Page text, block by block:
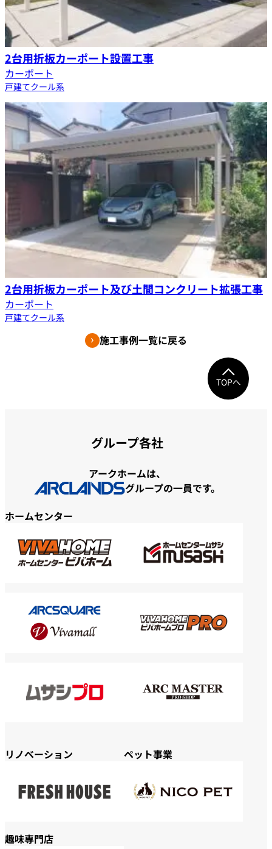
2台用折板カーポート設置工事
カーポート
戸建てクール系
2台用折板カーポート及び土間コンクリート拡張工事
カーポート
戸建てクール系
施工事例一覧に戻る
TOPへ
グループ各社
アークホームは、
グループの一員です。
ホームセンター
リノベーション ペット事業
趣味専門店